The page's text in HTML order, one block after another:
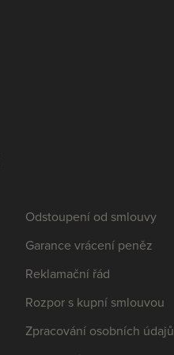
Odstoupení od smlouvy
Garance vrácení peněz
Reklamační řád
Rozpor s kupní smlouvou
Zpracování osobních údajů